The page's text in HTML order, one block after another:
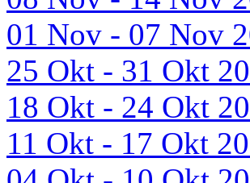
01 Nov - 07 Nov
25 Okt - 31 Okt
18 Okt - 24 Okt
11 Okt - 17 Okt